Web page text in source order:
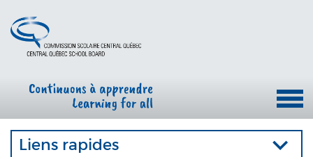
Liens rapides